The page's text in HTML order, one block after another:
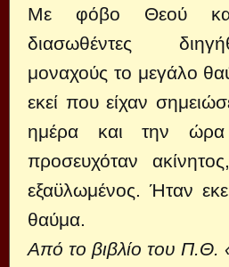
Με φόβο Θεού
διασωθέντες
μοναχούς το μεγάλο
εκεί που είχαν
ημέρα και την
προσευχόταν
εξαϋλωμένος. Ήταν
θαύμα.
Από το βιβλίο του Π.Θ.